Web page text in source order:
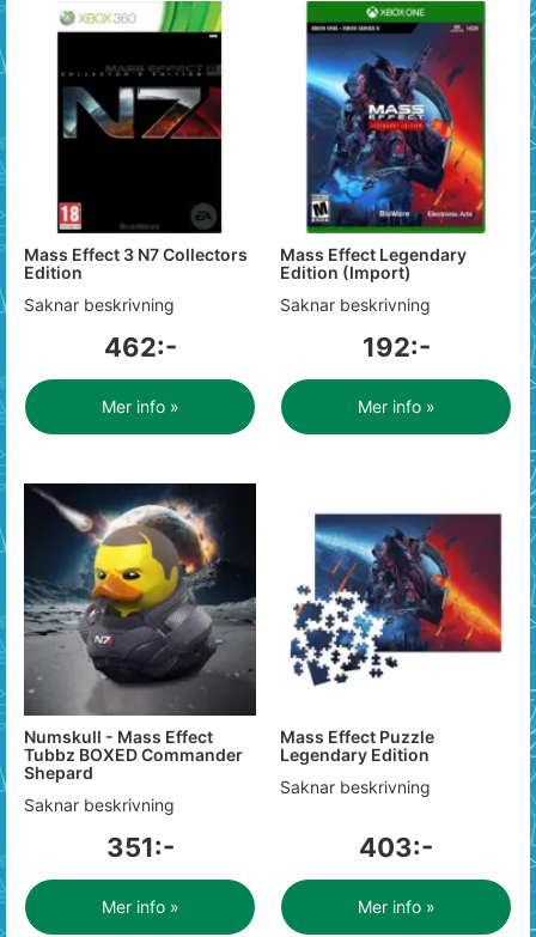
Mass Effect 3 N7 Collectors
Edition
Saknar beskrivning
462:-
Mer info »
Mass Effect Legendary
Edition (Import)
Saknar beskrivning
192:-
Mer info »
Numskull - Mass Effect
Tubbz BOXED Commander
Shepard
Saknar beskrivning
351:-
Mer info »
Mass Effect Puzzle
Legendary Edition
Saknar beskrivning
403:-
Mer info »